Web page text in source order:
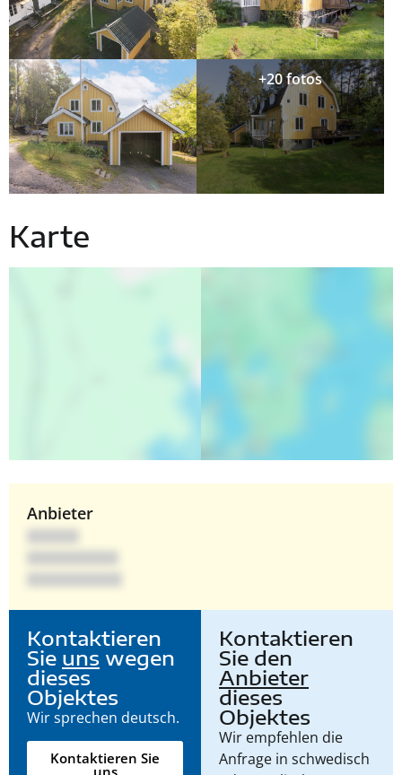
+20 fotos
Karte
Anbieter
Kontaktieren
Sie uns wegen
dieses
Objektes
Wir sprechen deutsch.
Kontaktieren Sie
Kontaktieren
Sie den
Anbieter
dieses
Objektes
Wir empfehlen die
Anfrage in schwedisch